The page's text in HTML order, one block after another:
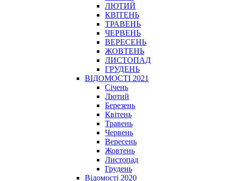
ЛЮТИЙ
КВІТЕНЬ
ТРАВЕНЬ
ЧЕРВЕНЬ
ВЕРЕСЕНЬ
ЖОВТЕНЬ
ЛИСТОПАД
ГРУДЕНЬ
ВІДОМОСТІ 2021
Січень
Лютий
Березень
Квітень
Травень
Червень
Вересень
Жовтень
Листопад
Грудень
Відомості 2020